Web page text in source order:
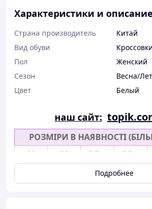
Характеристики и описание
Страна производитель
Китай
Вид обуви
Кроссовки
Пол
Женский
Сезон
Весна/
Цвет
Белый
наш сайт:
РОЗМІРИ В НАЯВНОСТІ
Х Х 39р 40р
Подробнее